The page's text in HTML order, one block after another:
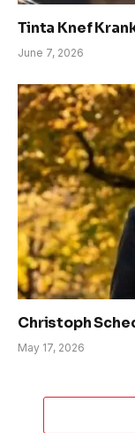
Tinta Knef
June 7, 2026
Christoph
May 17, 2026